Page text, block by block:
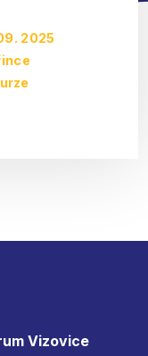
2025
Vizovice